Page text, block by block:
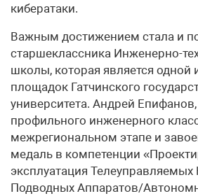
кибератаки.
Важным достижением стала и
старшеклассника Инженерно-
школы, которая является одной
площадок Гатчинского
университета. Андрей
профильного инженерного
межрегиональном этапе и
медаль в компетенции
эксплуатация
Подводных Аппаратов/